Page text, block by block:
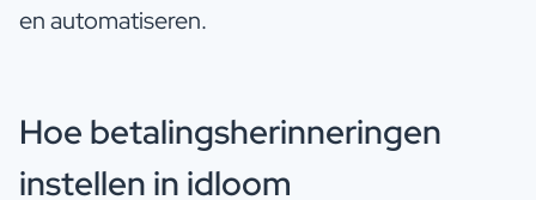
en automatiseren.
Hoe betalingsherinneringen
instellen in idloom